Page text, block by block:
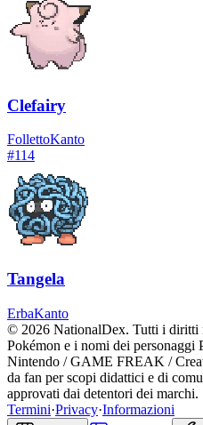
Clefairy
FollettoKanto
#114
Tangela
ErbaKanto
© 2026 NationalDex. Tutti i diritti
Pokémon e i nomi dei personaggi
Nintendo / GAME FREAK /
da fan per scopi didattici e di
approvati dai detentori dei marchi.
Termini·Privacy·Informazioni